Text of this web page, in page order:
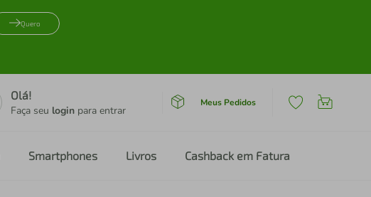
Quero
Olá!
Faça seu login para entrar
Meus Pedidos
Smartphones Livros Cashback em Fatura